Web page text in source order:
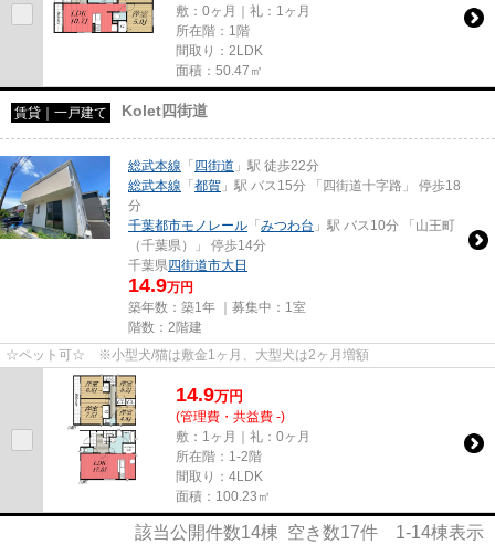
敷：0ヶ月｜礼：1ヶ月
所在階：1階
間取り：2LDK
面積：50.47㎡
賃貸｜一戸建て Kolet四街道
総武本線 「四街道 」駅 徒歩22分
総武本線 「都賀 」駅 バス15分 「四街道十字路」 停歩18
分
千葉都市モノレール 「みつわ台 」駅 バス10分 「山王町
（千葉県）」 停歩14分
千葉県四街道市大日
14.9万円
築年数：築1年 ｜募集中： 1室
階数：2階建
☆ペット可☆ ※小型犬/猫は敷金1ヶ月、大型犬は2ヶ月増額
14.9万円
(管理費・共益費 -)
敷：1ヶ月｜礼：0ヶ月
所在階：1-2階
間取り：4LDK
面積：100.23㎡
該当公開件数14棟 空き数17件 1-14棟表示